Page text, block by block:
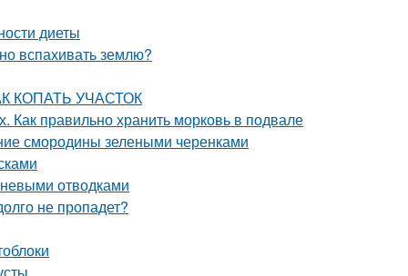
диеты
вспахивать землю?
КОПАТЬ УЧАСТОК
Как правильно хранить морковь в подвале
смородины зелеными черенками
отводками
не пропадет?